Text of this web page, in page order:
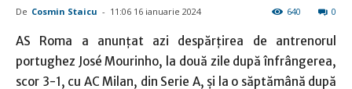
De Cosmin Staicu - 11:06 16 ianuarie 2024 0
640
AS Roma a anunţat azi despărţirea de antrenorul
portughez José Mourinho, la două zile după înfrângerea,
scor 3-1, cu AC Milan, din Serie A, şi la o săptămână după